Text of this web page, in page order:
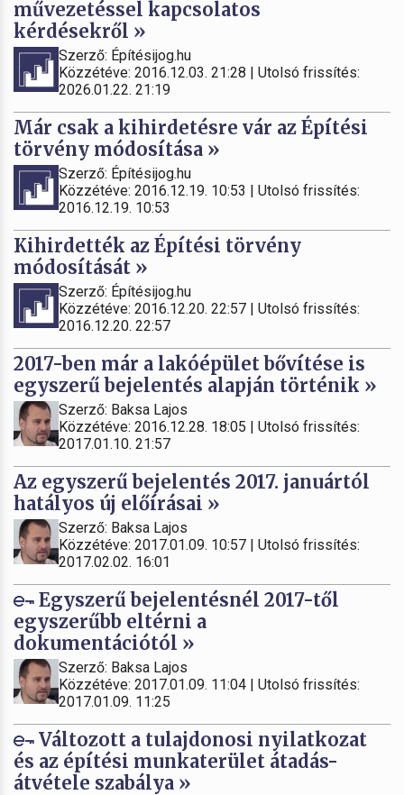
művezetéssel kapcsolatos
kérdésekről »
Szerző: Építésijog.hu
Közzétéve: 2016.12.03. 21:28 | Utolsó frissítés:
2026.01.22. 21:19
Már csak a kihirdetésre vár az Építési
törvény módosítása »
Szerző: Építésijog.hu
Közzétéve: 2016.12.19. 10:53 | Utolsó frissítés:
2016.12.19. 10:53
Kihirdették az Építési törvény
módosítását »
Szerző: Építésijog.hu
Közzétéve: 2016.12.20. 22:57 | Utolsó frissítés:
2016.12.20. 22:57
2017-ben már a lakóépület bővítése is
egyszerű bejelentés alapján történik »
Szerző: Baksa Lajos
Közzétéve: 2016.12.28. 18:05 | Utolsó frissítés:
2017.01.10. 21:57
Az egyszerű bejelentés 2017. januártól
hatályos új előírásai »
Szerző: Baksa Lajos
Közzétéve: 2017.01.09. 10:57 | Utolsó frissítés:
2017.02.02. 16:01
Egyszerű bejelentésnél 2017-től
egyszerűbb eltérni a
dokumentációtól »
Szerző: Baksa Lajos
Közzétéve: 2017.01.09. 11:04 | Utolsó frissítés:
2017.01.09. 11:25
Változott a tulajdonosi nyilatkozat
és az építési munkaterület átadás-
átvétele szabálya »